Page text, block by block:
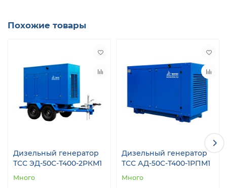
Похожие товары
Дизельный генератор
ТСС ЭД-50С-Т400-2РКМ1
Много
Дизельный генератор
ТСС АД-50С-Т400-1РПМ1
Много